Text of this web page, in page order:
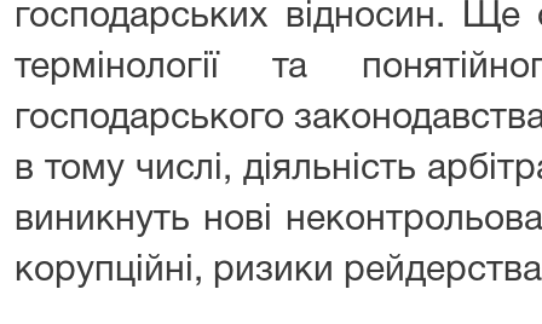
господарських відносин.
термінології та
господарського
в тому числі, діяльність
виникнуть нові
корупційні, ризики